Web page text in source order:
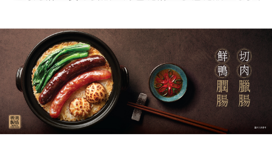
最新推广
分店网络
商务销售
嫁喜须知
奇华网志
贺年食品
嫁喜礼饼
手信礼品
家乡饼食
时令食品
奇华工作坊
奇华茶室
联络奇华
加入奇华